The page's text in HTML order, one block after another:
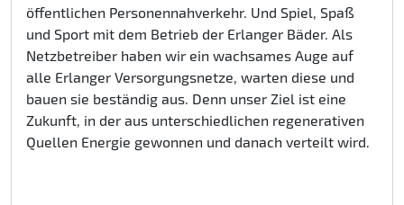
öffentlichen Personennahverkehr. Und Spiel, Spaß
und Sport mit dem Betrieb der Erlanger Bäder. Als
Netzbetreiber haben wir ein wachsames Auge auf
alle Erlanger Versorgungsnetze, warten diese und
bauen sie beständig aus. Denn unser Ziel ist eine
Zukunft, in der aus unterschiedlichen regenerativen
Quellen Energie gewonnen und danach verteilt wird.